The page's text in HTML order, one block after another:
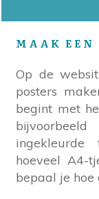
MAAK EEN
Op de
posters
begint met
hoeveel A4-
bepaal je hoe